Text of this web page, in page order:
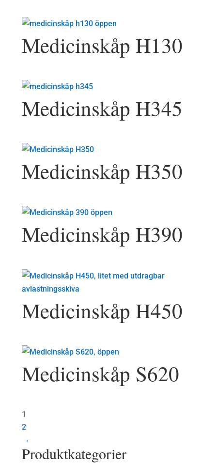
Medicinskåp H130
Medicinskåp H345
Medicinskåp H350
Medicinskåp H390
Medicinskåp H450
Medicinskåp S620
1
2
→
Produktkategorier